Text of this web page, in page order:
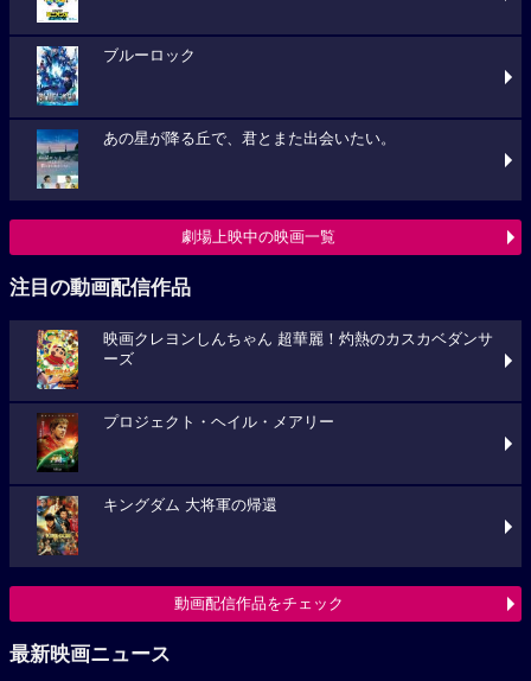
ブルーロック
あの星が降る丘で、君とまた出会いたい。
劇場上映中の映画一覧
注目の動画配信作品
映画クレヨンしんちゃん 超華麗！灼熱のカスカベダンサ
ーズ
プロジェクト・ヘイル・メアリー
キングダム 大将軍の帰還
動画配信作品をチェック
最新映画ニュース